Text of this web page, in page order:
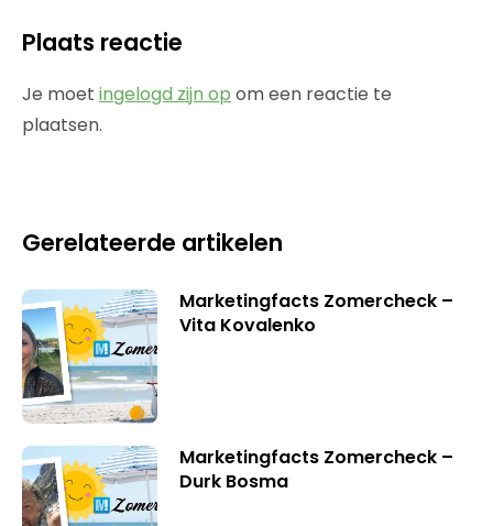
Plaats reactie
Je moet ingelogd zijn op om een reactie te
plaatsen.
Gerelateerde artikelen
Marketingfacts Zomercheck –
Vita Kovalenko
Marketingfacts Zomercheck –
Durk Bosma